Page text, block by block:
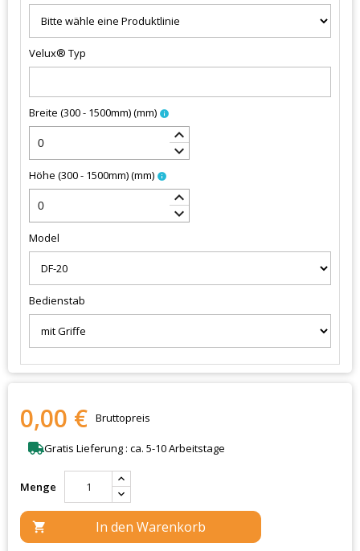
Velux® Typ
Breite (300 - 1500mm)(mm) info
keyboard_arrow_up
keyboard_arrow_down
Höhe (300 - 1500mm)(mm) info
keyboard_arrow_up
keyboard_arrow_down
Model
Bedienstab
0,00 € Bruttopreis
Gratis Lieferung : ca. 5-10 Arbeitstage
Menge
 In den Warenkorb